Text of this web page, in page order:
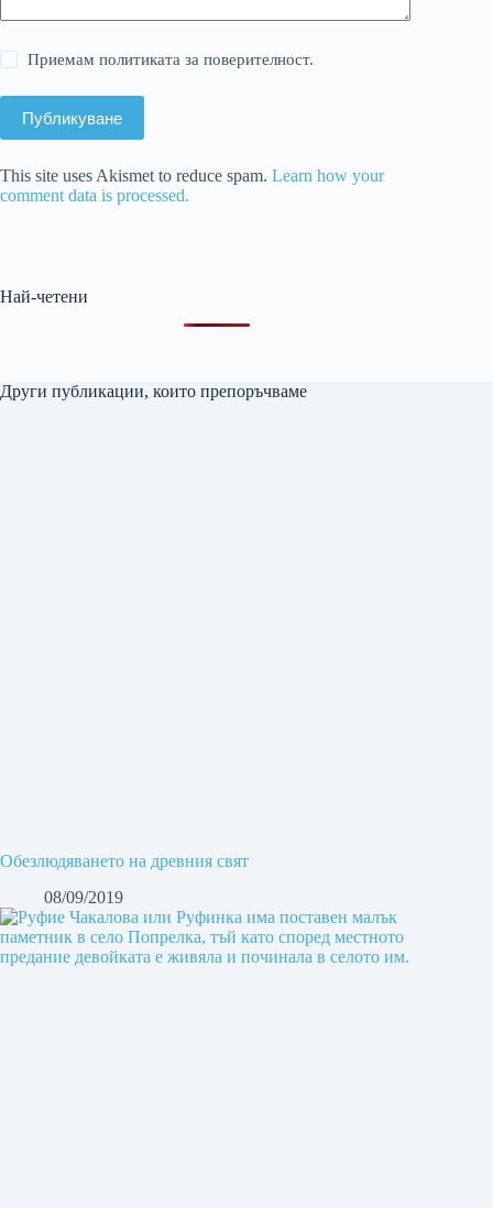
Приемам политиката за поверителност.
Публикуване
This site uses Akismet to reduce spam. Learn how your
comment data is processed.
Най-четени
Други публикации, които препоръчваме
Обезлюдяването на древния свят
08/09/2019